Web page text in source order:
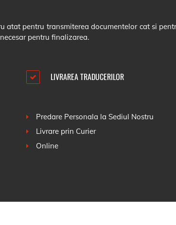
atat pentru transmiterea documentelor cat si
pentru finalizarea.
LIVRAREA TRADUCERILOR
Predare Personala la Sediul Nostru
Livrare prin Curier
Online